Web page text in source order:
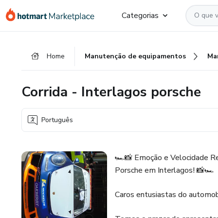
para
para
para
Categorias
Home Manutenção de equipamentos
Corrida - Interlagos porsche
Português
🏎️📸 Emoção e Velocidade
Porsche em Interlagos! 📸🏎️
Caros entusiastas do